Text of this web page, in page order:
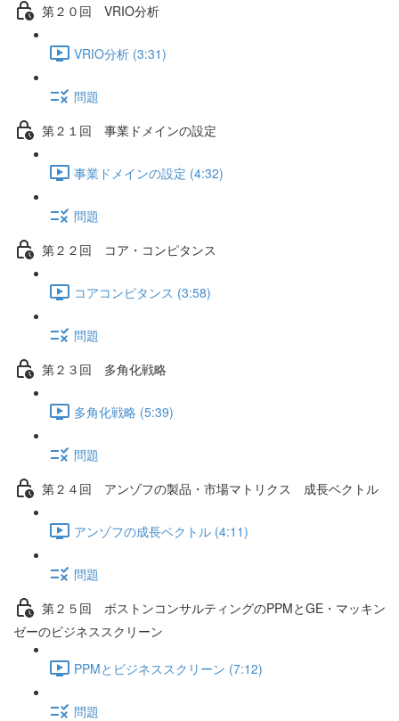
第２０回 VRIO分析
VRIO分析 (3:31)
問題
第２１回 事業ドメインの設定
事業ドメインの設定 (4:32)
問題
第２２回 コア・コンピタンス
コアコンピタンス (3:58)
問題
第２３回 多角化戦略
多角化戦略 (5:39)
問題
第２４回 アンゾフの製品・市場マトリクス 成長ベクトル
アンゾフの成長ベクトル (4:11)
問題
第２５回 ボストンコンサルティングのPPMとGE・マッキン
ゼーのビジネススクリーン
PPMとビジネススクリーン (7:12)
問題